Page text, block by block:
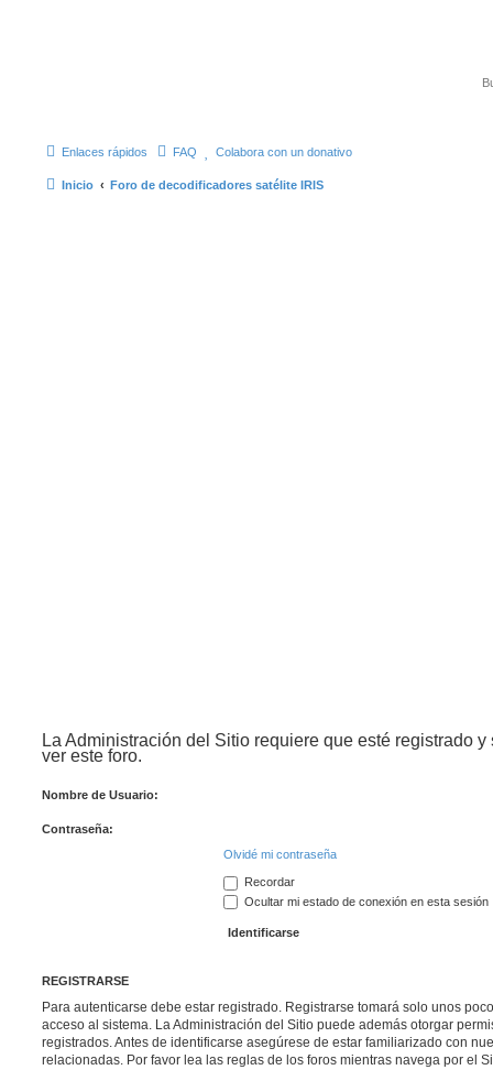
Enlaces rápidos FAQ Colabora con un donativo
Inicio Foro de decodificadores satélite IRIS
La Administración del Sitio requiere que esté registrado
ver este foro.
Nombre de Usuario:
Contraseña:
Olvidé mi contraseña
Recordar
Ocultar mi estado de conexión en esta sesión
REGISTRARSE
Para autenticarse debe estar registrado. Registrarse tomará solo unos
acceso al sistema. La Administración del Sitio puede además otorgar
registrados. Antes de identificarse asegúrese de estar familiarizado con
relacionadas. Por favor lea las reglas de los foros mientras navega por el